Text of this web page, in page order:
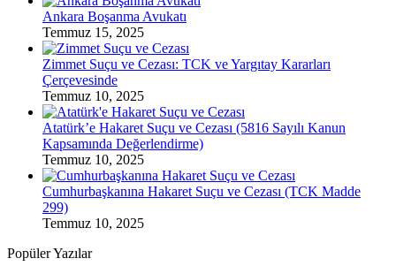
Ankara Boşanma Avukatı
Temmuz 15, 2025
Zimmet Suçu ve Cezası: TCK ve Yargıtay Kararları
Çerçevesinde
Temmuz 10, 2025
Atatürk’e Hakaret Suçu ve Cezası (5816 Sayılı Kanun
Kapsamında Değerlendirme)
Temmuz 10, 2025
Cumhurbaşkanına Hakaret Suçu ve Cezası (TCK Madde
299)
Temmuz 10, 2025
Popüler Yazılar